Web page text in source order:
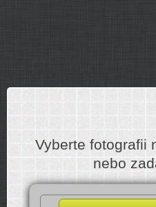
Vyberte fotografii
nebo